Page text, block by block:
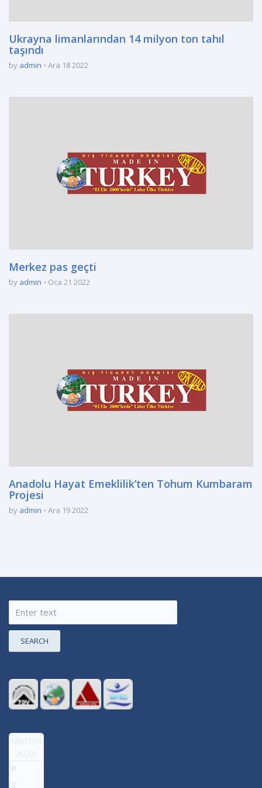
Ukrayna limanlarından 14 milyon ton tahıl
taşındı
by admin Ara 18 2022
Merkez pas geçti
by admin Oca 21 2022
Anadolu Hayat Emeklilik’ten Tohum Kumbaram
Projesi
by admin Ara 19 2022
SEARCH
Ağustos
2026
P
S